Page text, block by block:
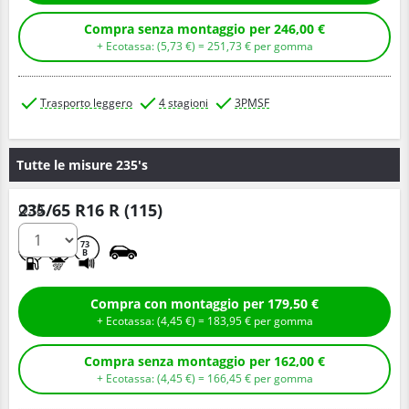
Compra senza montaggio per 246,00 €
+ Ecotassa: (5,73 € ) =251,73 € per gomma
Trasporto leggero 4 stagioni 3PMSF
Tutte le misure 235's
235/65 R16 R (115)
73
B
Q.tà
Compra con montaggio per 179,50 €
+ Ecotassa: (4,45€ ) = 183,95€ per gomma
Compra senza montaggio per 162,00 €
+ Ecotassa: (4,45€ ) = 166,45€ per gomma